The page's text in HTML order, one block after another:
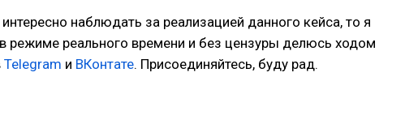
наблюдать за реализацией данного кейса, то я
режиме реального времени и без цензуры делюсь ходом
Telegram и ВКонтате. Присоединяйтесь, буду рад.